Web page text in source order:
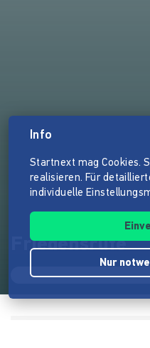
Friedensrufe
Info
Startnext mag Cookies.
realisieren. Für
individuelle
Nur